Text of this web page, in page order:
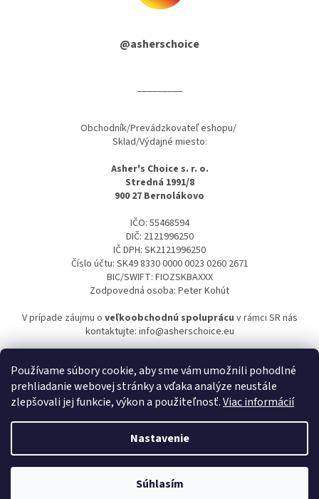
Používame súbory cookie, aby sme vám umožnili pohodlné
prehliadanie webovej stránky a vďaka analýze neustále
zlepšovali jej funkcie, výkon a použiteľnosť.Viac informácií
Nastavenie
Súhlasím
@asherschoice
Obchodník/Prevádzkovateľ eshopu/
Sklad/Výdajné miesto:
Asher's Choice s. r. o.
Stredná 1991/8
900 27 Bernolákovo
IČO: 55468594
DIČ: 2121996250
IČ DPH: SK2121996250
Číslo účtu: SK49 8330 0000 0023 0260 2671
BIC/SWIFT: FIOZSKBAXXX
Zodpovedná osoba: Peter Kohút
V prípade záujmu o veľkoobchodnú spoluprácu v rámci SR nás
kontaktujte: info@asherschoice.eu
Vytvoril Shoptet
AshersChoice.eu. Všetky práva vyhradené.